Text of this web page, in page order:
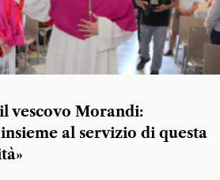
vescovo Morandi:
al servizio di questa